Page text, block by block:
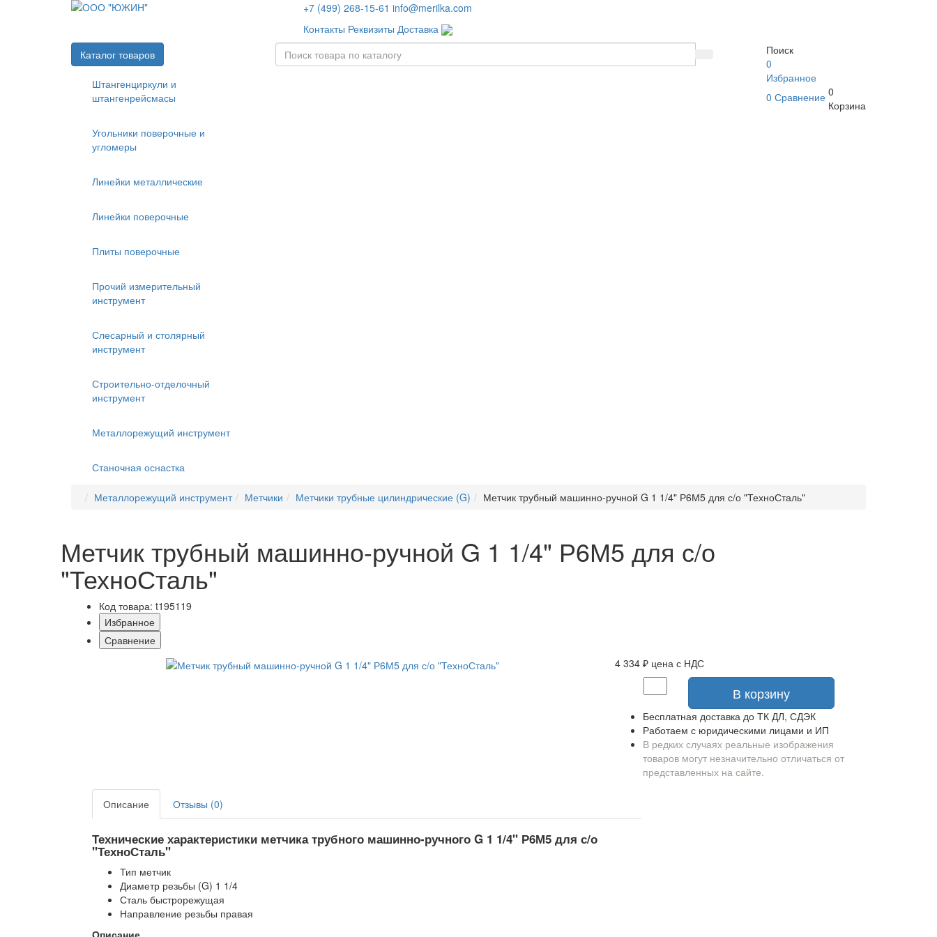
+7 (499) 268-15-61 info@merilka.com
Контакты Реквизиты Доставка
Каталог товаров
Штангенциркули и
штангенрейсмасы
Угольники поверочные и
угломеры
Линейки металлические
Линейки поверочные
Плиты поверочные
Прочий измерительный
инструмент
Слесарный и столярный
инструмент
Строительно-отделочный
инструмент
Металлорежущий инструмент
Станочная оснастка
Поиск
0
Избранное
0 Сравнение 0
Корзина
Металлорежущий инструмент Метчики Метчики трубные цилиндрические (G) Метчик трубный машинно-ручной G 1 1/4" Р6М5 для с/о "ТехноСталь"
Метчик трубный машинно-ручной G 1 1/4" Р6М5 для с/о
"ТехноСталь"
Код товара: t195119
Избранное
Сравнение
4 334 ₽ цена с НДС
В корзину
Бесплатная доставка до ТК ДЛ, СДЭК
Работаем с юридическими лицами и ИП
В редких случаях реальные изображения
товаров могут незначительно отличаться от
представленных на сайте.
Описание Отзывы (0)
Технические характеристики метчика трубного машинно-ручного G 1 1/4" Р6М5 для с/о
"ТехноСталь"
Тип метчик
Диаметр резьбы (G) 1 1/4
Сталь быстрорежущая
Направление резьбы правая